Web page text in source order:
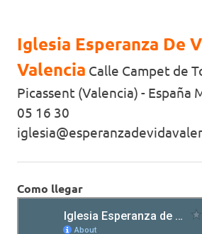
Iglesia Esperanza De
Valencia Calle Campet de
Picassent (Valencia) - España
05 16 30
Como llegar